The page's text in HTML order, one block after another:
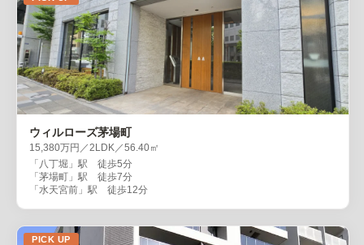
ウィルローズ茅場町
15,380万円／2LDK／56.40㎡
「八丁堀」駅 徒歩5分
「茅場町」駅 徒歩7分
「水天宮前」駅 徒歩12分
PICK UP